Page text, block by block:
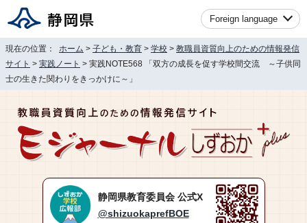
Foreign language
現在の位置： ホーム > 子ども・教育 > 学校 > 教職員資質向上のための情報発信
サイト > 実践ノート > 実践NOTE568 「双方の成長を促す学校間交流 ～子供同
士の生きた関わりをきっかけに～」
静岡県教育委員会 公式X
@shizuokaprefBOE